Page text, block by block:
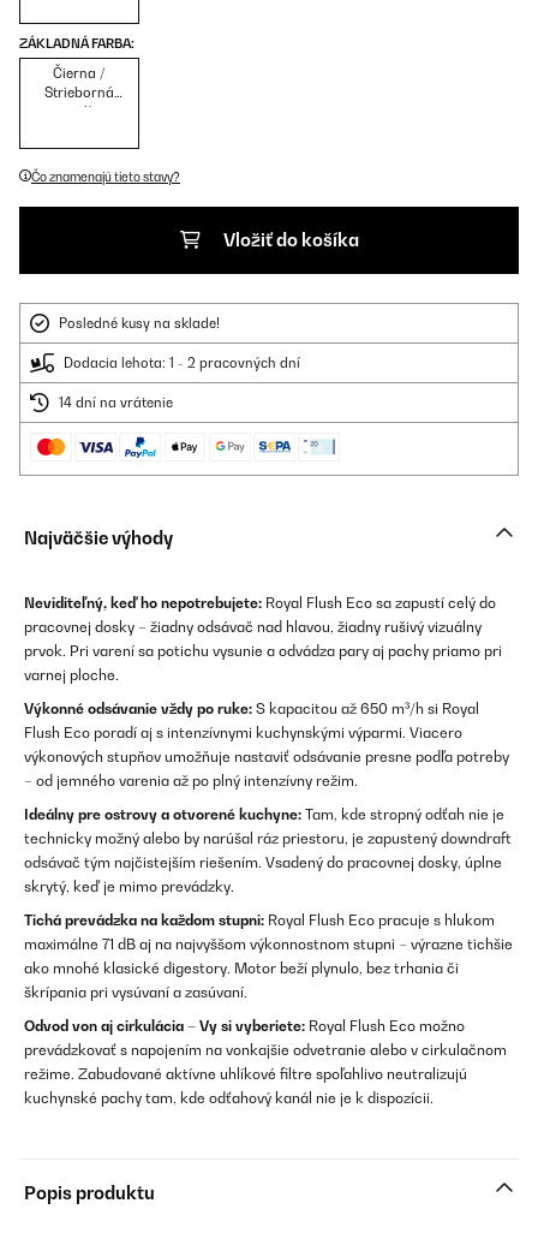
ZÁKLADNÁ FARBA:
Čierna /
Strieborná
metalíza
Čo znamenajú tieto stavy?
Vložiť do košíka
Posledné kusy na sklade!
Dodacia lehota: 1 - 2 pracovných dní
14 dní na vrátenie
Najväčšie výhody
Neviditeľný, keď ho nepotrebujete: Royal Flush Eco sa zapustí celý do
pracovnej dosky – žiadny odsávač nad hlavou, žiadny rušivý vizuálny
prvok. Pri varení sa potichu vysunie a odvádza pary aj pachy priamo pri
varnej ploche.
Výkonné odsávanie vždy po ruke: S kapacitou až 650 m³/h si Royal
Flush Eco poradí aj s intenzívnymi kuchynskými výparmi. Viacero
výkonových stupňov umožňuje nastaviť odsávanie presne podľa potreby
– od jemného varenia až po plný intenzívny režim.
Ideálny pre ostrovy a otvorené kuchyne: Tam, kde stropný odťah nie je
technicky možný alebo by narúšal ráz priestoru, je zapustený downdraft
odsávač tým najčistejším riešením. Vsadený do pracovnej dosky, úplne
skrytý, keď je mimo prevádzky.
Tichá prevádzka na každom stupni: Royal Flush Eco pracuje s hlukom
maximálne 71 dB aj na najvyššom výkonnostnom stupni – výrazne tichšie
ako mnohé klasické digestory. Motor beží plynulo, bez trhania či
škrípania pri vysúvaní a zasúvaní.
Odvod von aj cirkulácia – Vy si vyberiete: Royal Flush Eco možno
prevádzkovať s napojením na vonkajšie odvetranie alebo v cirkulačnom
režime. Zabudované aktívne uhlíkové filtre spoľahlivo neutralizujú
kuchynské pachy tam, kde odťahový kanál nie je k dispozícii.
Popis produktu